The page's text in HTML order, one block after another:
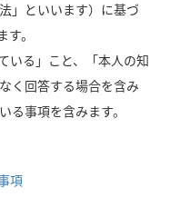
」といいます）に基づ
。
いる」こと、「本人の知
く回答する場合を含み
る事項を含みます。
項